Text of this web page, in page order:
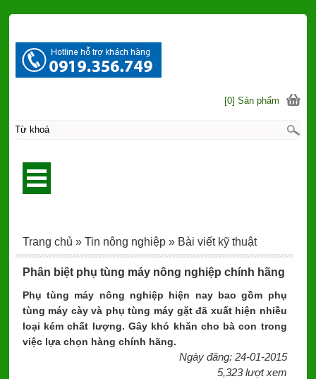
Phân biệt phụ tùng máy nông nghiệp chính hãng
Phụ tùng máy nông nghiệp hiện nay bao gồm phụ
tùng máy cày và phụ tùng máy gặt đã xuất hiện nhiều
loại kém chất lượng. Gây khó khăn cho bà con trong
việc lựa chọn hàng chính hãng.
Ngày đăng: 24-01-2015
5,323 lượt xem
Trang chủ » Tin nông nghiệp » Bài viết kỹ thuật
[0] Sản phẩm